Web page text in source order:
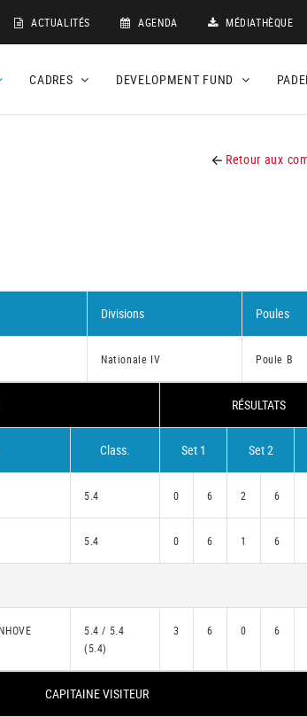
ACTUALITÉS AGENDA MÉDIATHÈQUE
CADRES DEVELOPMENT FUND
Retour aux
Divisions Poules
Nationale IV Poule B
RÉSULTATS
Class. Set 1 Set 2
5.4 0 6 2 6
5.4 0 6 1 6
5.4 / 5.4
(5.4)
3 6 0 6
CAPITAINE VISITEUR